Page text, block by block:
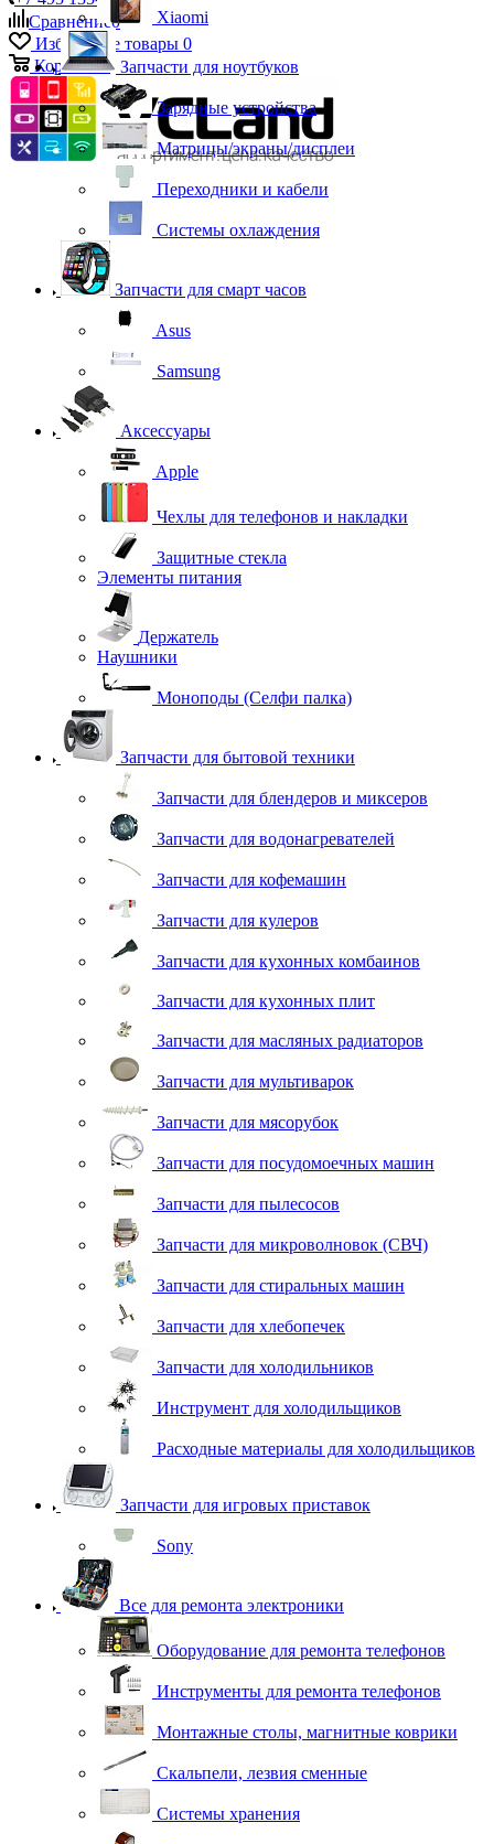
Сравнение0
Избранные товары 0
Корзина 0
Xiaomi
Запчасти для ноутбуков
Зарядные устройства
Матрицы/экраны/дисплеи
Переходники и кабели
Системы охлаждения
Запчасти для смарт часов
Asus
Samsung
Аксессуары
Apple
Чехлы для телефонов и накладки
Защитные стекла
Элементы питания
Держатель
Наушники
Моноподы (Селфи палка)
Запчасти для бытовой техники
Запчасти для блендеров и миксеров
Запчасти для водонагревателей
Запчасти для кофемашин
Запчасти для кулеров
Запчасти для кухонных комбаинов
Запчасти для кухонных плит
Запчасти для масляных радиаторов
Запчасти для мультиварок
Запчасти для мясорубок
Запчасти для посудомоечных машин
Запчасти для пылесосов
Запчасти для микроволновок (СВЧ)
Запчасти для стиральных машин
Запчасти для хлебопечек
Запчасти для холодильников
Инструмент для холодильщиков
Расходные материалы для холодильщиков
Запчасти для игровых приставок
Sony
Все для ремонта электроники
Оборудование для ремонта телефонов
Инструменты для ремонта телефонов
Монтажные столы, магнитные коврики
Скальпели, лезвия сменные
Системы хранения